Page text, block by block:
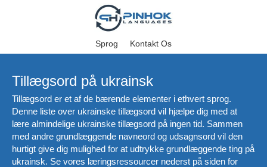
Sprog Kontakt Os
Tillægsord på ukrainsk
Tillægsord er et af de bærende elementer i ethvert sprog.
Denne liste over ukrainske tillægsord vil hjælpe dig med at
lære almindelige ukrainske tillægsord på ingen tid. Sammen
med andre grundlæggende navneord og udsagnsord vil den
hurtigt give dig mulighed for at udtrykke grundlæggende ting på
ukrainsk. Se vores læringsressourcer nederst på siden for